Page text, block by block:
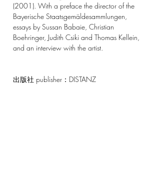
(2001). With a preface the director of the
Bayerische Staatsgemäldesammlungen,
essays by Sussan Babaie, Christian
Boehringer, Judith Csiki and Thomas Kellein,
and an interview with the artist.
出版社 publisher：DISTANZ